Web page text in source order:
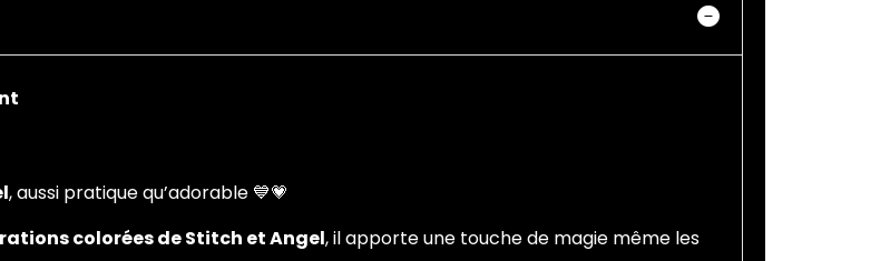
, aussi pratique qu’adorable 💙💗
colorées de Stitch et Angel, il apporte une touche de magie même les